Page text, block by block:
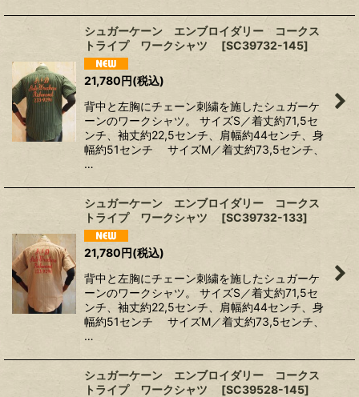
シュガーケーン エンブロイダリー コークス
トライプ ワークシャツ
[SC39732-145]
21,780円(税込)
背中と左胸にチェーン刺繍を施したシュガーケ
ーンのワークシャツ。 サイズS／着丈約71,5セ
ンチ、袖丈約22,5センチ、肩幅約44センチ、身
幅約51センチ サイズM／着丈約73,5センチ、
…
シュガーケーン エンブロイダリー コークス
トライプ ワークシャツ
[SC39732-133]
21,780円(税込)
背中と左胸にチェーン刺繍を施したシュガーケ
ーンのワークシャツ。 サイズS／着丈約71,5セ
ンチ、袖丈約22,5センチ、肩幅約44センチ、身
幅約51センチ サイズM／着丈約73,5センチ、
…
シュガーケーン エンブロイダリー コークス
トライプ ワークシャツ
[SC39528-145]